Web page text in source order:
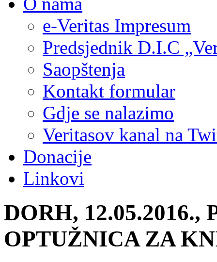
e-Veritas Impresum
Predsjednik D.I.C
Saopštenja
Kontakt formular
Gdje se nalazimo
Veritasov kanal na
Donacije
Linkovi
DORH, 12.05.2016.,
OPTUŽNICA ZA